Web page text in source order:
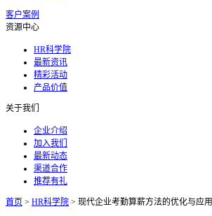
客户案例
资源中心
HR科学院
最新资讯
精彩活动
产品价值
关于我们
企业介绍
加入我们
最新动态
渠道合作
推荐有礼
首页 > HR科学院 > 现代企业考勤算薪方法的优化与应用